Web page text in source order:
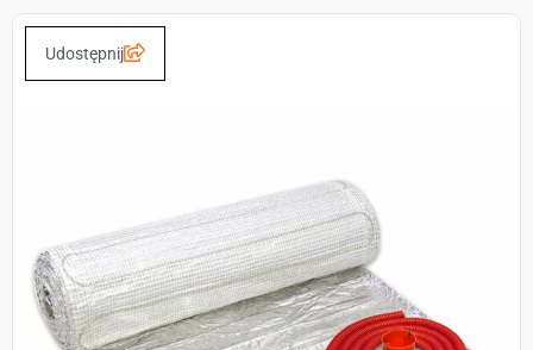
Udostępnij